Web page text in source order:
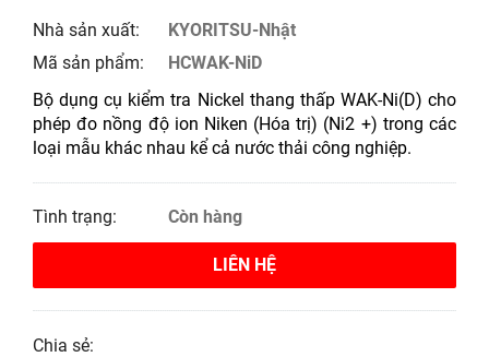
Nhà sản xuất:
KYORITSU-Nhật
Mã sản phẩm:
HCWAK-NiD
Bộ dụng cụ kiểm tra Nickel thang thấp WAK-Ni(D) cho
phép đo nồng độ ion Niken (Hóa trị) (Ni2 +) trong các
loại mẫu khác nhau kể cả nước thải công nghiệp.
Tình trạng: Còn hàng
LIÊN HỆ
Chia sẻ: